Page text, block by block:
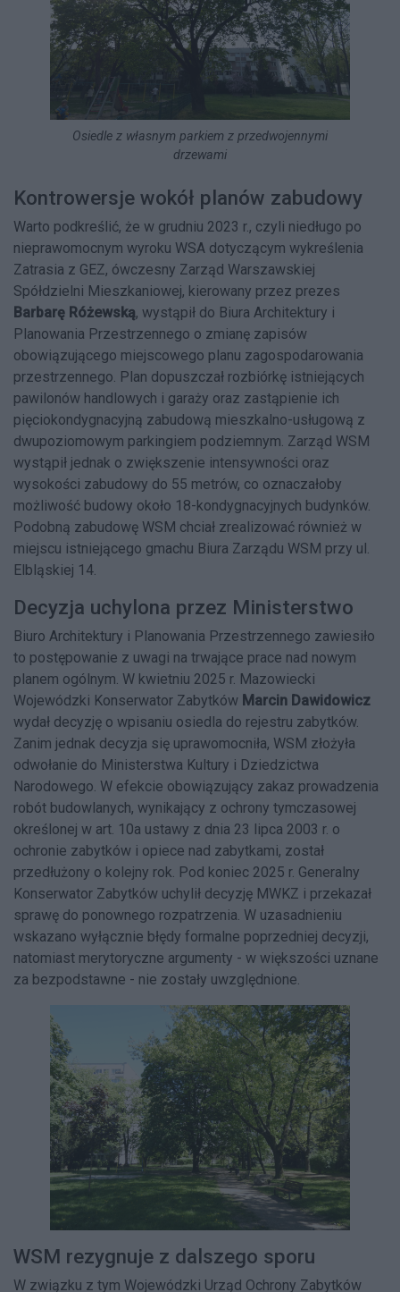
Osiedle z własnym parkiem z przedwojennymi
drzewami
Kontrowersje wokół planów zabudowy
Warto podkreślić, że w grudniu 2023 r., czyli niedługo po
nieprawomocnym wyroku WSA dotyczącym wykreślenia
Zatrasia z GEZ, ówczesny Zarząd Warszawskiej
Spółdzielni Mieszkaniowej, kierowany przez prezes
Barbarę Różewską, wystąpił do Biura Architektury i
Planowania Przestrzennego o zmianę zapisów
obowiązującego miejscowego planu zagospodarowania
przestrzennego. Plan dopuszczał rozbiórkę istniejących
pawilonów handlowych i garaży oraz zastąpienie ich
pięciokondygnacyjną zabudową mieszkalno-usługową z
dwupoziomowym parkingiem podziemnym. Zarząd WSM
wystąpił jednak o zwiększenie intensywności oraz
wysokości zabudowy do 55 metrów, co oznaczałoby
możliwość budowy około 18-kondygnacyjnych budynków.
Podobną zabudowę WSM chciał zrealizować również w
miejscu istniejącego gmachu Biura Zarządu WSM przy ul.
Elbląskiej 14.
Decyzja uchylona przez Ministerstwo
Biuro Architektury i Planowania Przestrzennego zawiesiło
to postępowanie z uwagi na trwające prace nad nowym
planem ogólnym. W kwietniu 2025 r. Mazowiecki
Wojewódzki Konserwator Zabytków Marcin Dawidowicz
wydał decyzję o wpisaniu osiedla do rejestru zabytków.
Zanim jednak decyzja się uprawomocniła, WSM złożyła
odwołanie do Ministerstwa Kultury i Dziedzictwa
Narodowego. W efekcie obowiązujący zakaz prowadzenia
robót budowlanych, wynikający z ochrony tymczasowej
określonej w art. 10a ustawy z dnia 23 lipca 2003 r. o
ochronie zabytków i opiece nad zabytkami, został
przedłużony o kolejny rok. Pod koniec 2025 r. Generalny
Konserwator Zabytków uchylił decyzję MWKZ i przekazał
sprawę do ponownego rozpatrzenia. W uzasadnieniu
wskazano wyłącznie błędy formalne poprzedniej decyzji,
natomiast merytoryczne argumenty - w większości uznane
za bezpodstawne - nie zostały uwzględnione.
WSM rezygnuje z dalszego sporu
W związku z tym Wojewódzki Urząd Ochrony Zabytków